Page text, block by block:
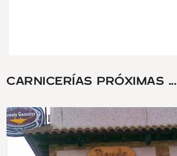
CARNICERÍAS PRÓXIMAS ...